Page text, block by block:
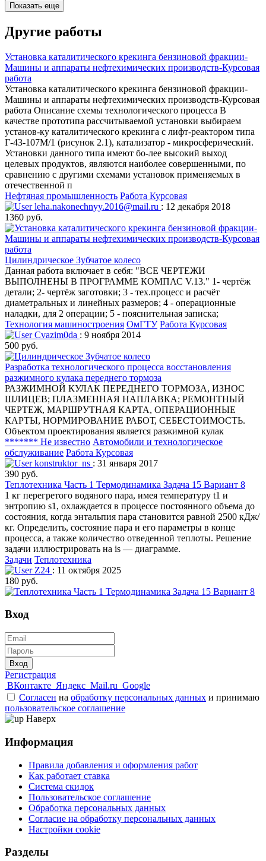
Показать еще
Другие работы
Установка каталитического крекинга бензиновой фракции-
Машины и аппараты нефтехимических производств-Курсовая
работа
Установка каталитического крекинга бензиновой фракции-
Машины и аппараты нефтехимических производств-Курсовая
работа Описание схемы технологического процесса В
качестве прототипа рассчитываемой установки выбираем
установ-ку каталитического крекинга с лифт-реактором типа
Г-43-107М/1 (рисунок 2.1), катализатор - микросферический.
Установки данного типа имеют бо-лее высокий выход
целевых продуктов, являются наиболее совершенными, по
сравнению с другими схемами установок применяемых в
отечественной п
Нефтяная промышленность Работа Курсовая
leha.nakonechnyy.2016@mail.ru : 12 декабря 2018
1360 руб.
Цилиндрическое Зубчатое колесо
Данная работа включает в себя: "ВСЕ ЧЕРТЕЖИ
ВЫПОЛНЕНЫ В ПРОГРАММЕ КОМПАС V.13." 1- чертёж
детали; 2- чертёж заготовки; 3 - тех.процесс и расчёт
диаметральных и линейных размеров; 4 - операционные
наладки, для 2 операции; 5 - пояснительная записка;
Технология машиностроения ОмГТУ Работа Курсовая
Cvazim0da : 9 ноября 2014
500 руб.
Разработка технологического процесса восстановления
разжимного кулака переднего тормоза
РАЗЖИМНОЙ КУЛАК ПЕРЕДНЕГО ТОРМОЗА, ИЗНОС
ШЛИЦЕВ; ПЛАЗМЕННАЯ НАПЛАВКА; РЕМОНТНЫЙ
ЧЕРТЕЖ, МАРШРУТНАЯ КАРТА, ОПЕРАЦИОННЫЕ
КАРТЫ, НОРМИРОВАНИЕ РАБОТ, СЕБЕСТОИМОСТЬ.
Объектом проектирования является разжимной кулак
******* Не известно Автомобили и технологическое
обслуживание Работа Курсовая
konstruktor_ns : 31 января 2017
390 руб.
Теплотехника Часть 1 Термодинамика Задача 15 Вариант 8
1 кг перегретого водяного пара, имея температуру t1 и
энтропию s1, охлаждается в процессе постоянного объема до
состояния, когда энтальпия пара становится равной 2500 кДж/
кг. Определить, состояние пара и его параметры в конце
процесса, а также количество отведенной теплоты. Решение
задачи иллюстрировать на is — диаграмме.
Задачи Теплотехника
Z24 : 11 октября 2025
180 руб.
Вход
Вход
Регистрация
ВКонтакте Яндекс Mail.ru Google
Согласен на обработку персональных данных и принимаю
пользовательское соглашение
Наверх
Информация
Правила добавления и оформления работ
Как работает ставка
Система скидок
Пользовательское соглашение
Обработка персональных данных
Согласие на обработку персональных данных
Настройки cookie
Разделы